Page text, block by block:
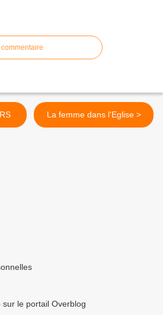
La femme dans l'Eglise >
le portail Overblog